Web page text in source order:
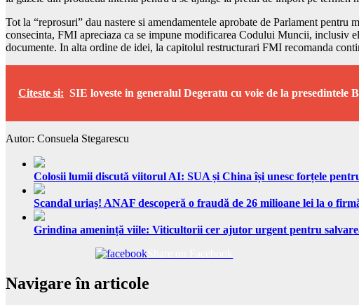
Tot la “reprosuri” dau nastere si amendamentele aprobate de Parlament
consecinta, FMI apreciaza ca se impune modificarea Codului Muncii, inclusiv
documente. In alta ordine de idei, la capitolul restructurari FMI recomanda
Citeste si: SIE loveste in generalul Degeratu cu voie de la presedintele
Autor: Consuela Stegarescu
Colosii lumii discută viitorul AI: SUA și China își unesc forțele
Scandal uriaș! ANAF descoperă o fraudă de 26 milioane lei la o
Grindina amenință viile: Viticultorii cer ajutor urgent pentru
Navigare în articole